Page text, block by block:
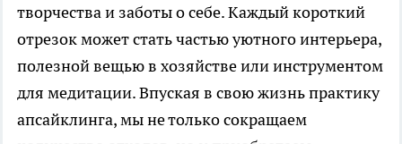
творчества и заботы о себе. Каждый короткий
отрезок может стать частью уютного интерьера,
полезной вещью в хозяйстве или инструментом
для медитации. Впуская в свою жизнь практику
апсайклинга, мы не только сокращаем